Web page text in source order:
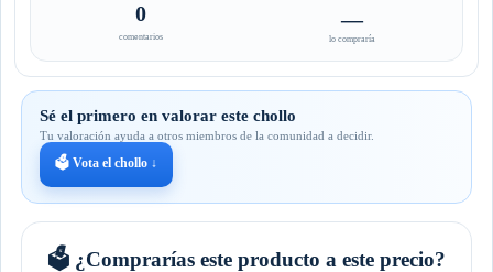
0
comentarios
—
lo compraría
Sé el primero en valorar este chollo
Tu valoración ayuda a otros miembros de la comunidad a decidir.
🗳️ Vota el chollo ↓
🗳️ ¿Comprarías este producto a este precio?